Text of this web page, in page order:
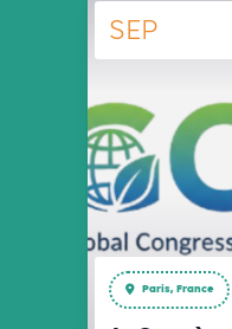
SEP
Paris, France